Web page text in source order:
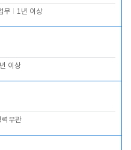
무 1년 이상
이상
력무관